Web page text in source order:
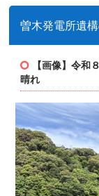
曽木発電所遺
【画像】令和
晴れ